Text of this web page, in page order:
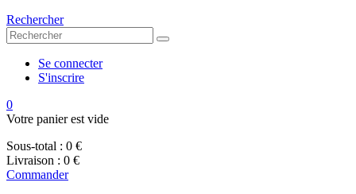
Rechercher
Se connecter
S'inscrire
0
Votre panier est vide
Sous-total : 0 €
Livraison : 0 €
Commander